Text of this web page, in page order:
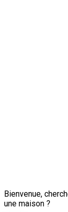
Bienvenue,
une maison ?